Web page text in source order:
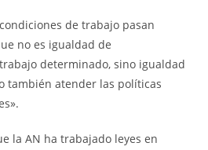
de trabajo pasan
no es igualdad de
determinado, sino igualdad
también atender las políticas
la AN ha trabajado leyes en